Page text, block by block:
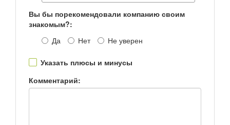
Вы бы порекомендовали компанию своим
знакомым?:
Да
Нет Не уверен
Указать плюсы и минусы
Комментарий: